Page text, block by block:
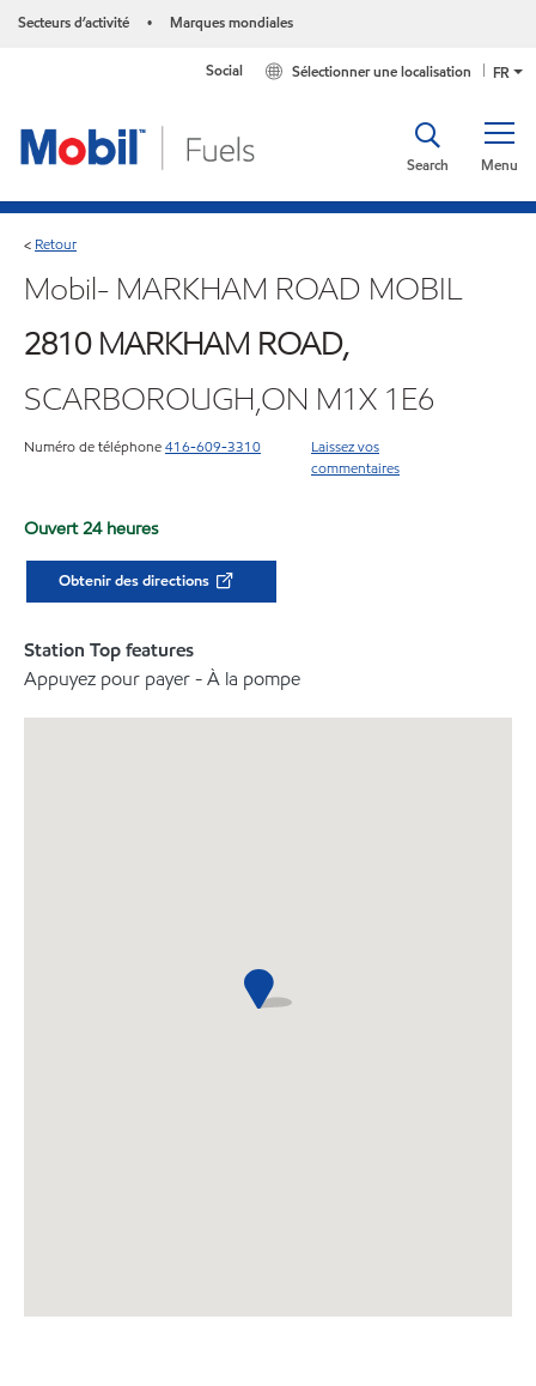
Secteurs d’activité • Marques mondiales
FR
Sélectionner une localisation
Social
Menu
Search
< Retour
Mobil- MARKHAM ROAD MOBIL
2810 MARKHAM ROAD,
SCARBOROUGH,ON M1X 1E6
Numéro de téléphone416-609-3310
Laissez vos
commentaires
Ouvert 24 heures
Obtenir des directions
Station Top features
Appuyez pour payer - À la pompe